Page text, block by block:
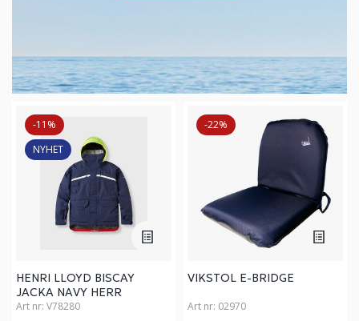
-11%
NYHET
HENRI LLOYD BISCAY
JACKA NAVY HERR
Art nr: V78280
-22%
VIKSTOL E-BRIDGE
Art nr: 02970